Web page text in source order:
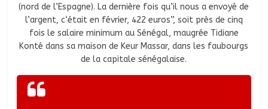
(nord de l’Espagne). La dernière fois qu’il nous a envoyé de
l’argent, c‘était en février, 422 euros”, soit près de cinq
fois le salaire minimum au Sénégal, maugrée Tidiane
Konté dans sa maison de Keur Massar, dans les faubourgs
de la capitale sénégalaise.